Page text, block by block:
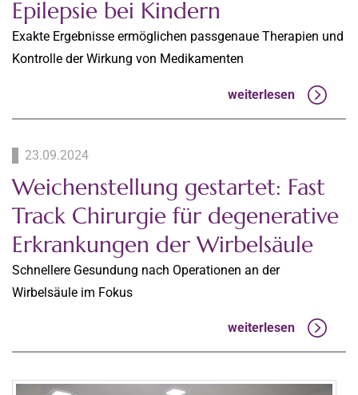
Epilepsie bei Kindern
Exakte Ergebnisse ermöglichen passgenaue Therapien und
Kontrolle der Wirkung von Medikamenten
weiterlesen
23.09.2024
Weichenstellung gestartet: Fast
Track Chirurgie für degenerative
Erkrankungen der Wirbelsäule
Schnellere Gesundung nach Operationen an der
Wirbelsäule im Fokus
weiterlesen